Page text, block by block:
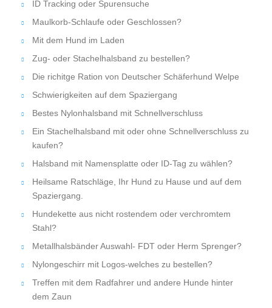
ID Tracking oder Spurensuche
Maulkorb-Schlaufe oder Geschlossen?
Mit dem Hund im Laden
Zug- oder Stachelhalsband zu bestellen?
Die richitge Ration von Deutscher Schäferhund Welpe
Schwierigkeiten auf dem Spaziergang
Bestes Nylonhalsband mit Schnellverschluss
Ein Stachelhalsband mit oder ohne Schnellverschluss zu
kaufen?
Halsband mit Namensplatte oder ID-Tag zu wählen?
Heilsame Ratschläge, Ihr Hund zu Hause und auf dem
Spaziergang.
Hundekette aus nicht rostendem oder verchromtem
Stahl?
Metallhalsbänder Auswahl- FDT oder Herm Sprenger?
Nylongeschirr mit Logos-welches zu bestellen?
Treffen mit dem Radfahrer und andere Hunde hinter
dem Zaun